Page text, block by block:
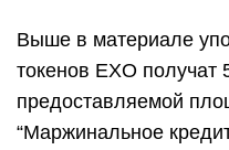
Выше в материале
токенов EXO получат
предоставляемой
“Маржинальное